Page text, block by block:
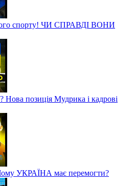
спорту! ЧИ СПРАВДІ ВОНИ
Нова позиція Мудрика і кадрові
УКРАЇНА має перемогти?